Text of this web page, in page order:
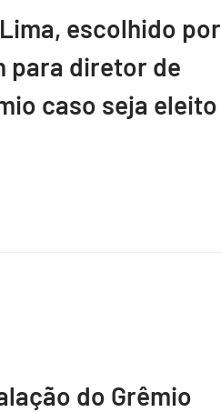
escolhido por
para diretor de
caso seja eleito
do Grêmio